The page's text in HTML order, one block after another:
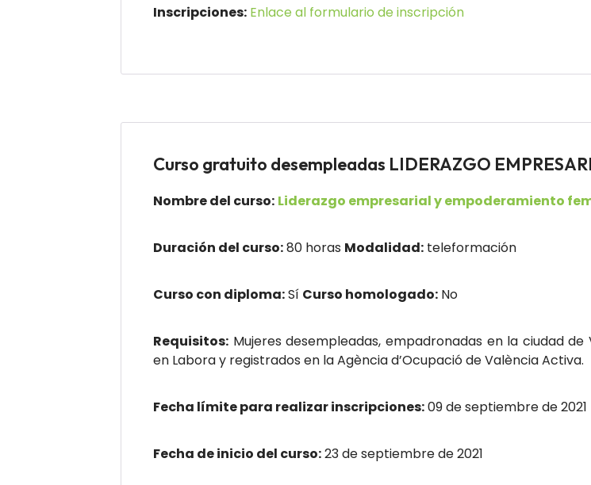
Inscripciones: Enlace al formulario de inscripción
Curso gratuito desempleadas LIDERAZGO
Nombre del curso: Liderazgo empresarial y empoderamiento
Duración del curso:80 horas Modalidad: teleformación
Curso con diploma:Sí Curso homologado: No
Requisitos: Mujeres desempleadas, empadronadas en la ciudad
en Labora y registrados en la Agència d’Ocupació de València Activa.
Fecha límite para realizar inscripciones:09 de septiembre de 2021
Fecha de inicio del curso:23 de septiembre de 2021